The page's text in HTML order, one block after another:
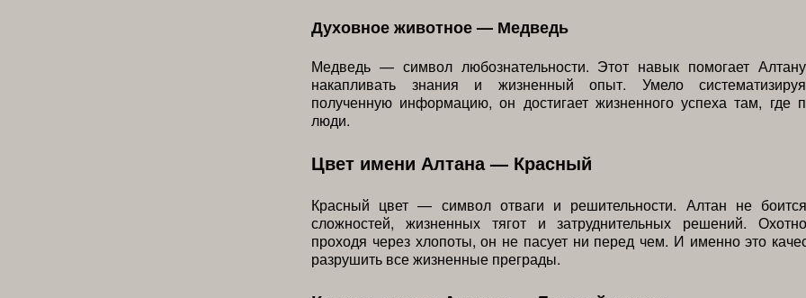
Духовное животное — Медведь
Медведь — символ любознательности. Этот навык помогает Алтану
накапливать знания и жизненный опыт. Умело систематизируя
полученную информацию, он достигает жизненного успеха там, где
люди.
Цвет имени Алтана — Красный
Красный цвет — символ отваги и решительности. Алтан не боится
сложностей, жизненных тягот и затруднительных решений. Охотно
проходя через хлопоты, он не пасует ни перед чем. И именно это
разрушить все жизненные преграды.